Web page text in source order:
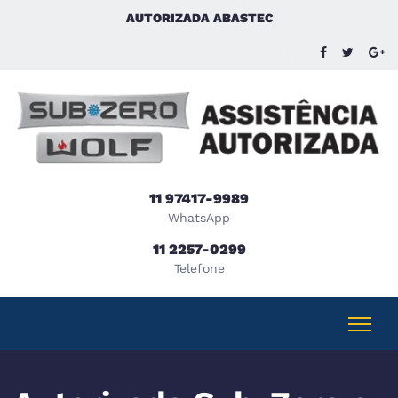
AUTORIZADA ABASTEC
11 97417-9989
WhatsApp
11 2257-0299
Telefone